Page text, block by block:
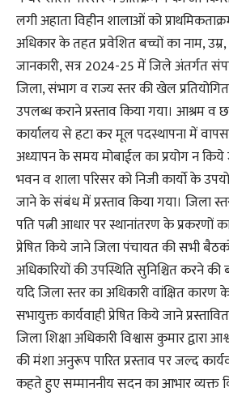
लगी अहाता विहीन शालाओं को
अधिकार के तहत प्रवेशित बच्चों का नाम,
जानकारी, सत्र 2024-25 में जिले अंतर्गत
जिला, संभाग व राज्य स्तर की खेल
उपलब्ध कराने प्रस्ताव किया गया। आश्रम व
कार्यालय से हटा कर मूल पदस्थापना में
अध्यापन के समय मोबाईल का प्रयोग न
भवन व शाला परिसर को निजी कार्याे के
जाने के संबंध में प्रस्ताव किया गया। जिला
पति पत्नी आधार पर स्थानांतरण के प्रकरणों
प्रेषित किये जाने जिला पंचायत की सभी
अधिकारियों की उपस्थिति सुनिश्चित करने
यदि जिला स्तर का अधिकारी वांक्षित
सभायुक्त कार्यवाही प्रेषित किये जाने
जिला शिक्षा अधिकारी विश्वास कुमार द्वारा
की मंशा अनुरूप पारित प्रस्ताव पर जल्द
कहते हुए सम्माननीय सदन का आभार व्यक्त